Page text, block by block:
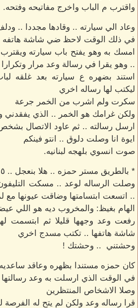
واقترب م الباب واخرج مفاتيحه وفتحه.
وعاد الي سيارته .. وقادها مجددا ..
في ذلك الوقت لاحظ ضي شاشة هاتفه
امسك به وهو يفتح باب سيارته ويقترب
.. وهو يقرا في رسالة وعد مرار وتكرارا
استند بضهره ع سيارته بعد غلقه
ليكتب لها رساله اخري
سكرت ولم اشرب من الخمر جرعة
ولكن غرامك هو الخمر .. الذي يفقدني
ارسل رسالته .. ثم عاود الاتصال بشخص
ايوة انا وصلت دلوق .. انتو فينكم
صوت انسوي بلهجه لبنانيه.
* بالطريق مستر حمزه .. هلا بنعجل .. ٥ دقايق وبنكون حدك
وصلت الرساله لوعد .. مسكت
.. اتسعت ابتسامتها وضاقت عيونها مع
الهام بغيظ: والمخروب ديه هو اللي
رفعت وعد وجهها قليلا ثم ابتسمت
شاشة هاتفها .. تكتب مسدج اخري
وحشتني .. وحشتك !
كان حمزه مستندا بظهره وعاقد ساعديه
في الوقت الذي ارسلت به وعد رسالتها
وصلا الاشخاص المنتظرين
قرا رساله وعد ولكن لم يتح له الفرصة